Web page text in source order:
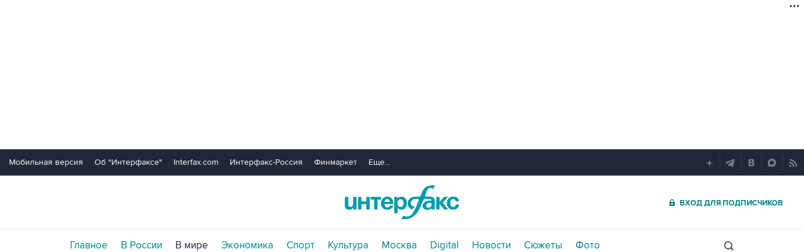
Мобильная версия Об "Интерфаксе" Interfax.com Интерфакс-Россия Финмаркет Еще...
ВХОД ДЛЯ ПОДПИСЧИКОВ
Главное В России В мире Экономика Спорт Культура Москва Digital Новости Сюжеты Фото